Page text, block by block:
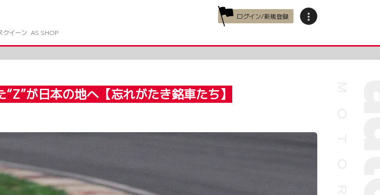
ログイン/新規登録
クイーン AS SHOP
が日本の地へ【忘れがたき銘車たち】